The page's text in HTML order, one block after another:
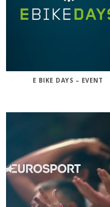
E BIKE DAYS – EVENT